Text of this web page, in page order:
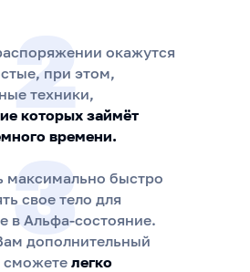
3
2
окажутся
при этом,
техники,
которых займёт
времени.
максимально быстро
свое тело для
в Альфа-состояние.
дополнительный
легко